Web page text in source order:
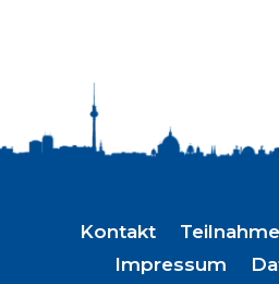
Kontakt
Impressum